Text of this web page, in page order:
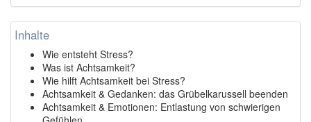
Inhalte
Wie entsteht Stress?
Was ist Achtsamkeit?
Wie hilft Achtsamkeit bei Stress?
Achtsamkeit & Gedanken: das Grübelkarussell beenden
Achtsamkeit & Emotionen: Entlastung von schwierigen